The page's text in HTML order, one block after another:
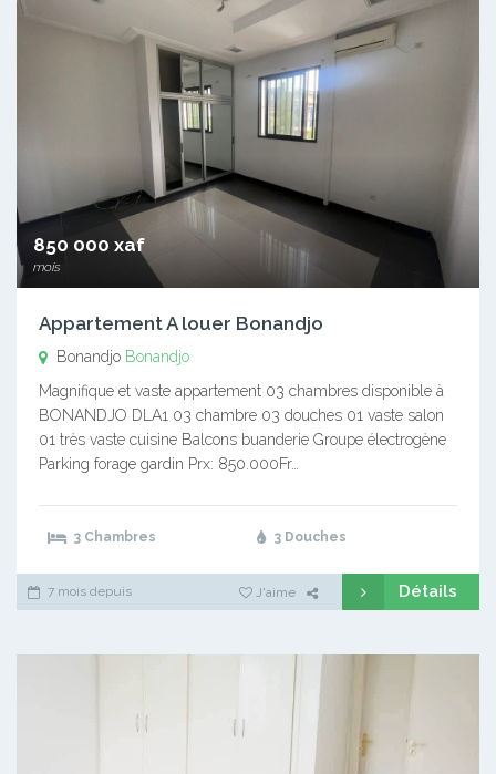
850 000 xaf
mois
Appartement A louer Bonandjo
Bonandjo Bonandjo
Magnifique et vaste appartement 03 chambres disponible à
BONANDJO DLA1 03 chambre 03 douches 01 vaste salon
01 très vaste cuisine Balcons buanderie Groupe électrogène
Parking forage gardin Prx: 850.000Fr…
3 Chambres 3 Douches
7 mois depuis J'aime Détails